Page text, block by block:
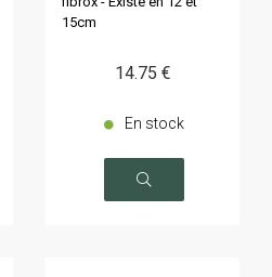
15cm
14.75 €
En stock